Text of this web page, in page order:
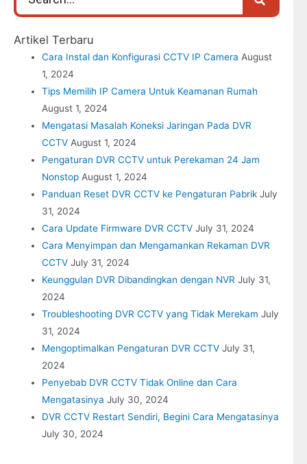
Artikel Terbaru
Cara Instal dan Konfigurasi CCTV IP Camera August
1, 2024
Tips Memilih IP Camera Untuk Keamanan Rumah
August 1, 2024
Mengatasi Masalah Koneksi Jaringan Pada DVR
CCTV August 1, 2024
Pengaturan DVR CCTV untuk Perekaman 24 Jam
Nonstop August 1, 2024
Panduan Reset DVR CCTV ke Pengaturan Pabrik July
31, 2024
Cara Update Firmware DVR CCTV July 31, 2024
Cara Menyimpan dan Mengamankan Rekaman DVR
CCTV July 31, 2024
Keunggulan DVR Dibandingkan dengan NVR July 31,
2024
Troubleshooting DVR CCTV yang Tidak Merekam July
31, 2024
Mengoptimalkan Pengaturan DVR CCTV July 31,
2024
Penyebab DVR CCTV Tidak Online dan Cara
Mengatasinya July 30, 2024
DVR CCTV Restart Sendiri, Begini Cara Mengatasinya
July 30, 2024